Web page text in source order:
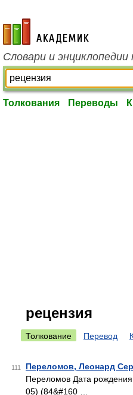
academic.ru
Словари и энциклопедии
Толкования Переводы
рецензия
Толкование Перевод
111 Переломов, Леонард
Переломов Дата
05) (84&#160 …